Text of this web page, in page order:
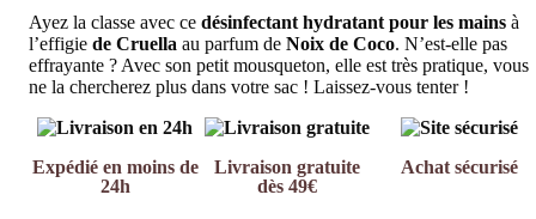
était
Ayez la classe avec ce désinfectant hydratant pour les mains à
l’effigie de Cruella au parfum de Noix de Coco. N’est-elle pas
effrayante ? Avec son petit mousqueton, elle est très pratique, vous
ne la chercherez plus dans votre sac ! Laissez-vous tenter !
Expédié en moins de
24h
Livraison gratuite
dès 49€
Achat sécurisé